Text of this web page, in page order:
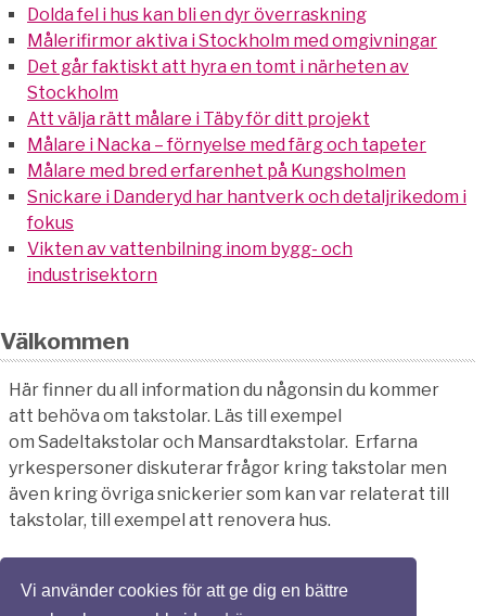
Vi använder cookies för att ge dig en bättre
Dolda fel i hus kan bli en dyr överraskning
Målerifirmor aktiva i Stockholm med omgivningar
Det går faktiskt att hyra en tomt i närheten av
Stockholm
Att välja rätt målare i Täby för ditt projekt
Målare i Nacka – förnyelse med färg och tapeter
Målare med bred erfarenhet på Kungsholmen
Snickare i Danderyd har hantverk och detaljrikedom i
fokus
Vikten av vattenbilning inom bygg- och
industrisektorn
Välkommen
Här finner du all information du någonsin du kommer
att behöva om takstolar. Läs till exempel
om Sadeltakstolar och Mansardtakstolar. Erfarna
yrkespersoner diskuterar frågor kring takstolar men
även kring övriga snickerier som kan var relaterat till
takstolar, till exempel att renovera hus.